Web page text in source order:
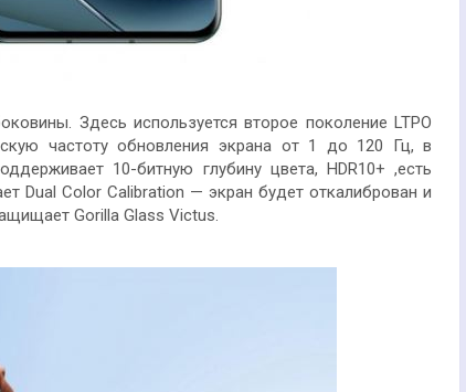
Здесь используется второе поколение LTPO
частоту обновления экрана от 1 до 120 Гц, в
10-битную глубину цвета, HDR10+ ,есть
Dual Color Calibration — экран будет откалиброван и
Gorilla Glass Victus.